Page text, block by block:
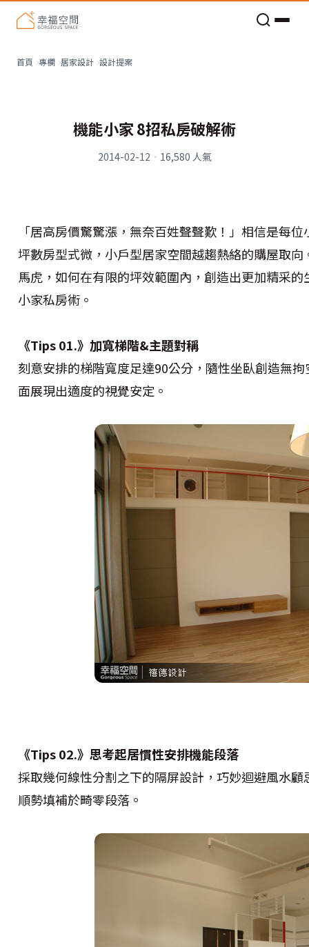
首頁 專欄 居家設計 設計提案
機能小家 8招私房破解術
2014-02-12 · 16,580 人氣
「居高房價驚驚漲，無奈百姓聲聲歎！」相信是每
坪數房型式微，小戶型居家空間越趨熱絡的購屋取
馬虎，如何在有限的坪效範圍內，創造出更加精采
小家私房術。
《Tips 01.》加寬梯階&主題對稱
刻意安排的梯階寬度足達90公分，隨性坐臥創造無
面展現出適度的視覺安定。
《Tips 02.》思考起居慣性安排機能段落
採取幾何線性分割之下的隔屏設計，巧妙迴避風水
順勢填補於畸零段落。